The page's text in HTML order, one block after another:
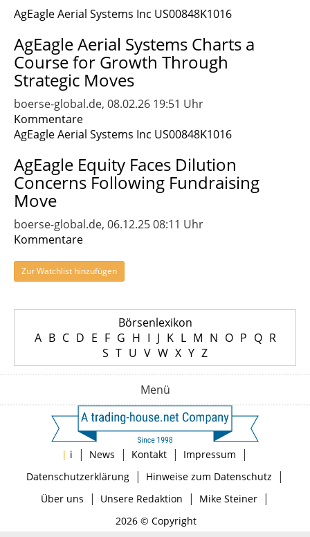
AgEagle Aerial Systems Inc US00848K1016
AgEagle Aerial Systems Charts a
Course for Growth Through
Strategic Moves
boerse-global.de, 08.02.26 19:51 Uhr
Kommentare
AgEagle Aerial Systems Inc US00848K1016
AgEagle Equity Faces Dilution
Concerns Following Fundraising
Move
boerse-global.de, 06.12.25 08:11 Uhr
Kommentare
Zur Watchlist hinzufügen
Börsenlexikon
A B C D E F G H I J K L M N O P Q R
S T U V W X Y Z
Menü
| i | News | Kontakt | Impressum |
Datenschutzerklärung| Hinweise zum Datenschutz |
Über uns | Unsere Redaktion | Mike Steiner|
2026 © Copyright